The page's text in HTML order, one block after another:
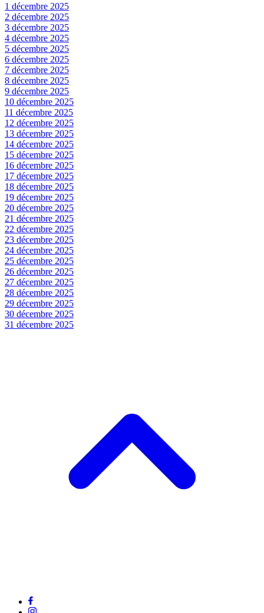
1 décembre 2025
2 décembre 2025
3 décembre 2025
4 décembre 2025
5 décembre 2025
6 décembre 2025
7 décembre 2025
8 décembre 2025
9 décembre 2025
10 décembre 2025
11 décembre 2025
12 décembre 2025
13 décembre 2025
14 décembre 2025
15 décembre 2025
16 décembre 2025
17 décembre 2025
18 décembre 2025
19 décembre 2025
20 décembre 2025
21 décembre 2025
22 décembre 2025
23 décembre 2025
24 décembre 2025
25 décembre 2025
26 décembre 2025
27 décembre 2025
28 décembre 2025
29 décembre 2025
30 décembre 2025
31 décembre 2025